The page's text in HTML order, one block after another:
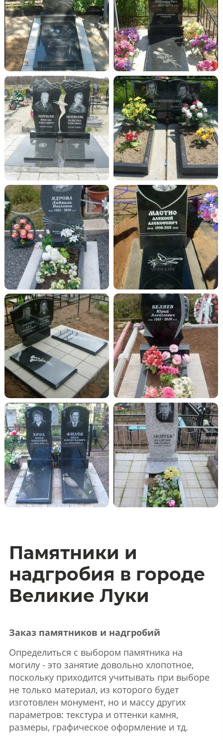
Памятники и
надгробия в городе
Великие Луки
Заказ памятников и надгробий
Определиться с выбором памятника на
могилу - это занятие довольно хлопотное,
поскольку приходится учитывать при выборе
не только материал, из которого будет
изготовлен монумент, но и массу других
параметров: текстура и оттенки камня,
размеры, графическое оформление и тд.